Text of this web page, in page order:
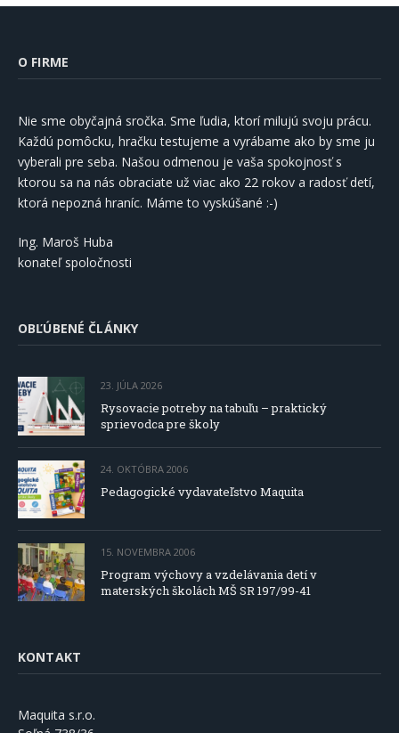
O FIRME
Nie sme obyčajná sročka. Sme ľudia, ktorí milujú svoju prácu.
Každú pomôcku, hračku testujeme a vyrábame ako by sme ju
vyberali pre seba. Našou odmenou je vaša spokojnosť s
ktorou sa na nás obraciate už viac ako 22 rokov a radosť detí,
ktorá nepozná hraníc. Máme to vyskúšané :-)
Ing. Maroš Huba
konateľ spoločnosti
OBĽÚBENÉ ČLÁNKY
23. JÚLA 2026
Rysovacie potreby na tabuľu – praktický
sprievodca pre školy
24. OKTÓBRA 2006
Pedagogické vydavateľstvo Maquita
15. NOVEMBRA 2006
Program výchovy a vzdelávania detí v
materských školách MŠ SR 197/99-41
KONTAKT
Maquita s.r.o.